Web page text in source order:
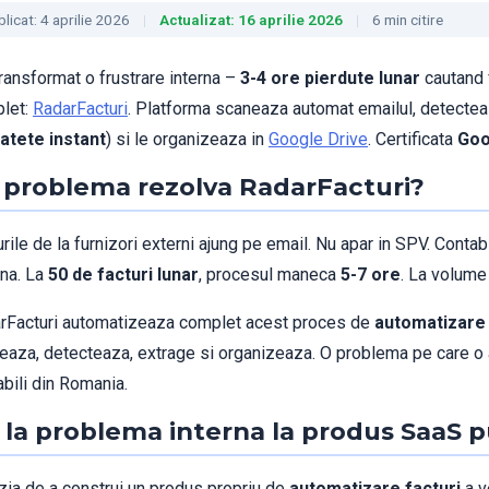
4 aprilie 2026 Actualizat: 16 aprilie 2026 6 min citire
o frustrare interna – 3-4 ore pierdute lunar
RadarFacturi. Platforma scaneaza automat emailul,
instant) si le organizeaza in Google Drive. Certificata
problema rezolva RadarFacturi?
de la furnizori externi ajung pe email. Nu apar in SPV.
La 50 de facturi lunar, procesul maneca 5-7 ore. La
automatizeaza complet acest proces de
detecteaza, extrage si organizeaza. O problema pe care
din Romania.
la problema interna la produs SaaS